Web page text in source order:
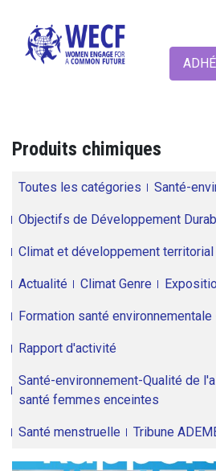
Produits chimiques
Toutes les catégories Santé-
Objectifs de Développement
Climat et développement territorial
Actualité Climat Genre
Formation santé environnementale
Rapport d'activité
Santé-environnement-Qualité de
santé femmes enceintes
Santé menstruelle Tribune